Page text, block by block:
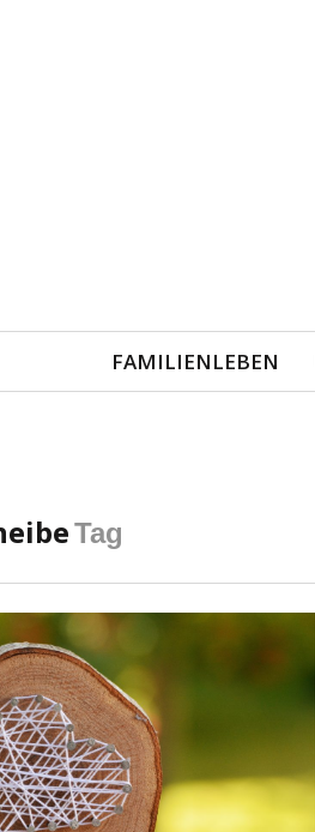
FAMILIENLEBEN
Tag
READ MORE